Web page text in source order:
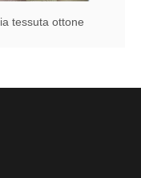
tessuta ottone